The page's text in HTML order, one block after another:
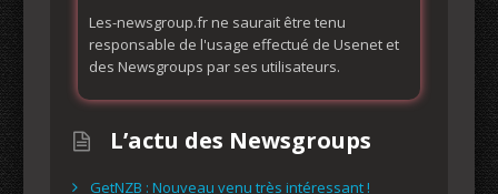
Les-newsgroup.fr ne saurait être tenu
responsable de l'usage effectué de Usenet et
des Newsgroups par ses utilisateurs.
L’actu des Newsgroups
GetNZB : Nouveau venu très intéressant !